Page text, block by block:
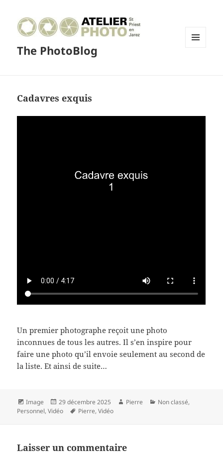
The PhotoBlog
Cadavres exquis
Un premier photographe reçoit une photo
inconnues de tous les autres. Il s’en inspire pour
faire une photo qu’il envoie seulement au second de
la liste. Et ainsi de suite…
Format
Image
Publié
le
29 décembre 2025 Auteur
Pierre Catégories
Non classé,
Personnel,Vidéo
Mots-
Pierre,Vidéo
Laisser un commentaire